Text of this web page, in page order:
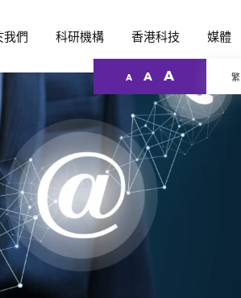
我們 科研機構 香港科技 媒體
A A A 繁